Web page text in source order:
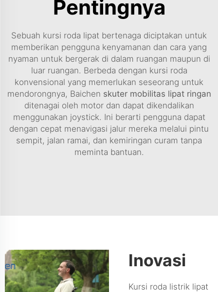
Pentingnya
Sebuah kursi roda lipat bertenaga diciptakan untuk
memberikan pengguna kenyamanan dan cara yang
nyaman untuk bergerak di dalam ruangan maupun di
luar ruangan. Berbeda dengan kursi roda
konvensional yang memerlukan seseorang untuk
mendorongnya, Baichen skuter mobilitas lipat ringan
ditenagai oleh motor dan dapat dikendalikan
menggunakan joystick. Ini berarti pengguna dapat
dengan cepat menavigasi jalur mereka melalui pintu
sempit, jalan ramai, dan kemiringan curam tanpa
meminta bantuan.
Inovasi
Kursi roda listrik lipat